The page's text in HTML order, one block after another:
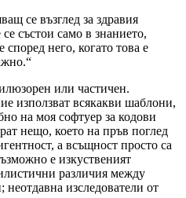
се възглед за здравия
състои само в знанието,
според него, когато това е
или частичен.
използват всякакви шаблони,
на моя софтуер за кодови
нещо, което на пръв поглед
а всъщност просто са
е изкуственият
различия между
изследователи от